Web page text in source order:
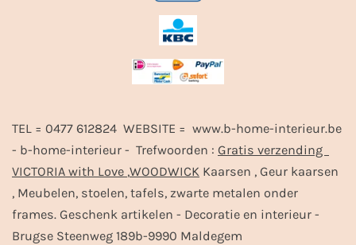
TEL = 0477 612824 WEBSITE = www.b-home-interieur.be
- b-home-interieur - Trefwoorden : Gratis verzending
VICTORIA with Love ,WOODWICK Kaarsen , Geur kaarsen
, Meubelen, stoelen, tafels, zwarte metalen onder
frames. Geschenk artikelen - Decoratie en interieur -
Brugse Steenweg 189b-9990 Maldegem